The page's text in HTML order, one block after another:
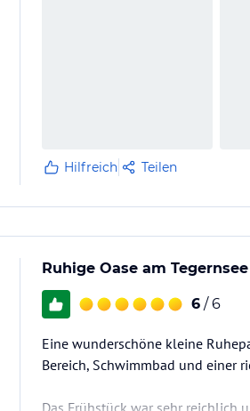
Hilfreich Teilen
Ruhige Oase am
6 / 6
Eine wunderschöne kleine
Bereich, Schwimmbad und einer
Das Frühstück war sehr reichlich